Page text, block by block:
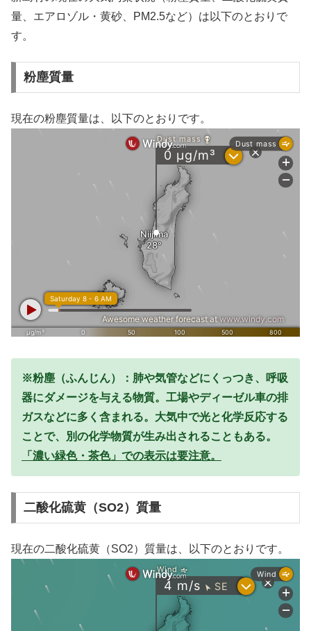
量、エアロゾル・黄砂、PM2.5など）は以下のとおりで
す。
粉塵質量
現在の粉塵質量は、以下のとおりです。
※粉塵（ふんじん）：肺や気管などにくっつき、呼吸
器にダメージを与える物質。工場やディーゼル車の排
ガスなどに多く含まれる。大気中で光と化学反応する
ことで、別の化学物質が生み出されることもある。
「濃い緑色・茶色」での表示は要注意。
二酸化硫黄（SO2）質量
現在の二酸化硫黄（SO2）質量は、以下のとおりです。